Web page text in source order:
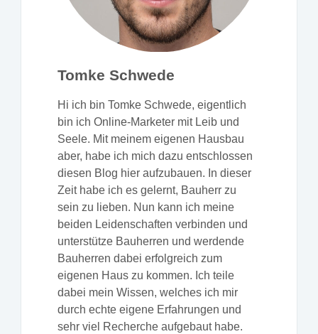
Tomke Schwede
Hi ich bin Tomke Schwede, eigentlich
bin ich Online-Marketer mit Leib und
Seele. Mit meinem eigenen Hausbau
aber, habe ich mich dazu entschlossen
diesen Blog hier aufzubauen. In dieser
Zeit habe ich es gelernt, Bauherr zu
sein zu lieben. Nun kann ich meine
beiden Leidenschaften verbinden und
unterstütze Bauherren und werdende
Bauherren dabei erfolgreich zum
eigenen Haus zu kommen. Ich teile
dabei mein Wissen, welches ich mir
durch echte eigene Erfahrungen und
sehr viel Recherche aufgebaut habe.